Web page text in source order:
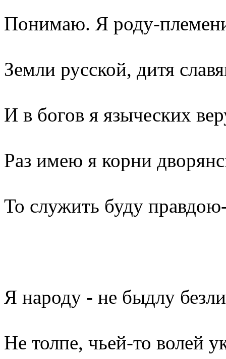
Понимаю. Я роду-
Земли русской, дитя
И в богов я языческих
Раз имею я корни
То служить буду
Я народу - не быдлу
Не толпе, чьей-то волей